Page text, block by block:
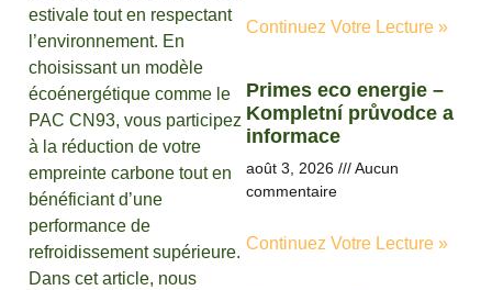
estivale tout en respectant
l’environnement. En
choisissant un modèle
écoénergétique comme le
PAC CN93, vous participez
à la réduction de votre
empreinte carbone tout en
bénéficiant d’une
performance de
refroidissement supérieure.
Dans cet article, nous
Continuez Votre Lecture »
Primes eco energie –
Kompletní průvodce a
informace
août 3, 2026
Aucun
commentaire
Continuez Votre Lecture »